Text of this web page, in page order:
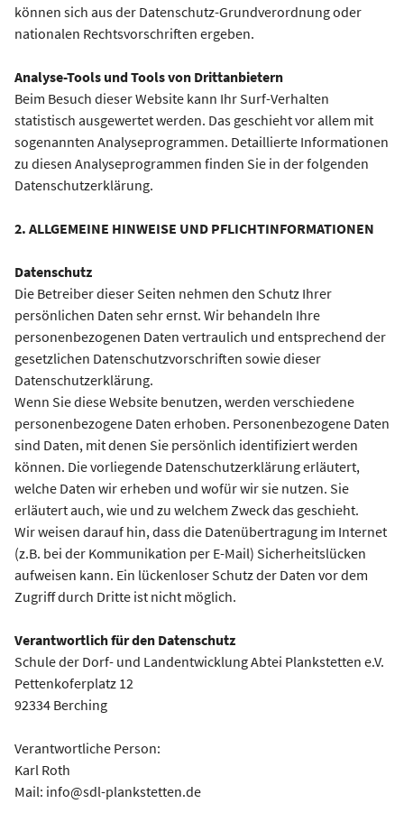
können sich aus der Datenschutz-Grundverordnung oder
nationalen Rechtsvorschriften ergeben.
Analyse-Tools und Tools von Drittanbietern
Beim Besuch dieser Website kann Ihr Surf-Verhalten
statistisch ausgewertet werden. Das geschieht vor allem mit
sogenannten Analyseprogrammen. Detaillierte Informationen
zu diesen Analyseprogrammen finden Sie in der folgenden
Datenschutzerklärung.
2. ALLGEMEINE HINWEISE UND PFLICHTINFORMATIONEN
Datenschutz
Die Betreiber dieser Seiten nehmen den Schutz Ihrer
persönlichen Daten sehr ernst. Wir behandeln Ihre
personenbezogenen Daten vertraulich und entsprechend der
gesetzlichen Datenschutzvorschriften sowie dieser
Datenschutzerklärung.
Wenn Sie diese Website benutzen, werden verschiedene
personenbezogene Daten erhoben. Personenbezogene Daten
sind Daten, mit denen Sie persönlich identifiziert werden
können. Die vorliegende Datenschutzerklärung erläutert,
welche Daten wir erheben und wofür wir sie nutzen. Sie
erläutert auch, wie und zu welchem Zweck das geschieht.
Wir weisen darauf hin, dass die Datenübertragung im Internet
(z.B. bei der Kommunikation per E-Mail) Sicherheitslücken
aufweisen kann. Ein lückenloser Schutz der Daten vor dem
Zugriff durch Dritte ist nicht möglich.
Verantwortlich für den Datenschutz
Schule der Dorf- und Landentwicklung Abtei Plankstetten e.V.
Pettenkoferplatz 12
92334 Berching
Verantwortliche Person:
Karl Roth
Mail: info@sdl-plankstetten.de